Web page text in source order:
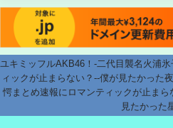
ユキミッフルAKB46！-二代目襲名火浦
ィックが止まらない？--僕が見たかった
愕まとめ速報にロマンティックが止ま
見たかった